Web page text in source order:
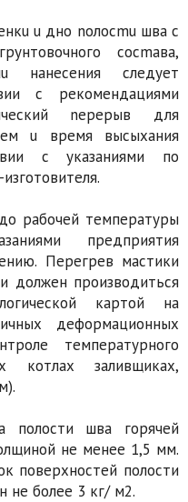
u дно noлocmu шва с
сосmава,
нанесения следует
с рекомендациями
nерерыв для
u время высыхания
с указаниями по
рабочей температуры
предприятия
Перегрев мастики
должен производиться
картой на
деформационных
температурного
заливщиках,
полости шва горячей
не менее 1,5 мм.
поверхностей полости
не более 3 кг/ м2.